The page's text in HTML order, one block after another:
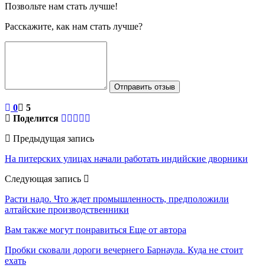
Позвольте нам стать лучше!
Расскажите, как нам стать лучше?
Отправить отзыв
0
5
Поделится
Предыдущая запись
На питерских улицах начали работать индийские дворники
Следующая запись
Расти надо. Что ждет промышленность, предположили
алтайские производственники
Вам также могут понравиться Еще от автора
Пробки сковали дороги вечернего Барнаула. Куда не стоит
ехать